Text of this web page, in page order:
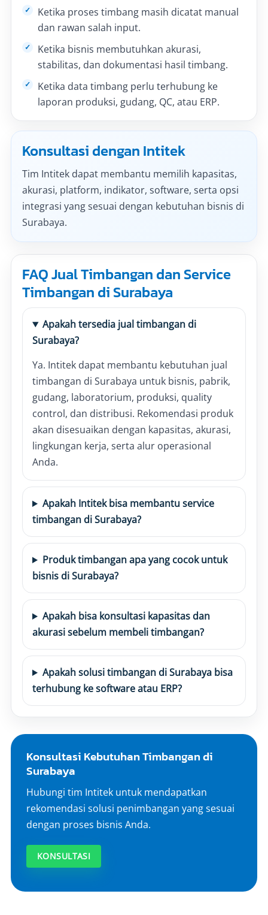
Ketika proses timbang masih dicatat manual
dan rawan salah input.
Ketika bisnis membutuhkan akurasi,
stabilitas, dan dokumentasi hasil timbang.
Ketika data timbang perlu terhubung ke
laporan produksi, gudang, QC, atau ERP.
Konsultasi dengan Intitek
Tim Intitek dapat membantu memilih kapasitas,
akurasi, platform, indikator, software, serta opsi
integrasi yang sesuai dengan kebutuhan bisnis di
Surabaya.
FAQ Jual Timbangan dan Service
Timbangan di Surabaya
Apakah tersedia jual timbangan di
Surabaya?
Ya. Intitek dapat membantu kebutuhan jual
timbangan di Surabaya untuk bisnis, pabrik,
gudang, laboratorium, produksi, quality
control, dan distribusi. Rekomendasi produk
akan disesuaikan dengan kapasitas, akurasi,
lingkungan kerja, serta alur operasional
Anda.
Apakah Intitek bisa membantu service
timbangan di Surabaya?
Produk timbangan apa yang cocok untuk
bisnis di Surabaya?
Apakah bisa konsultasi kapasitas dan
akurasi sebelum membeli timbangan?
Apakah solusi timbangan di Surabaya bisa
terhubung ke software atau ERP?
Konsultasi Kebutuhan Timbangan di
Surabaya
Hubungi tim Intitek untuk mendapatkan
rekomendasi solusi penimbangan yang sesuai
dengan proses bisnis Anda.
KONSULTASI